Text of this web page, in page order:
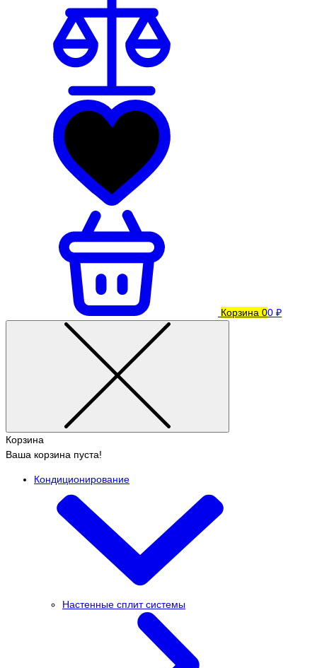
Корзина 00 ₽
Корзина
Ваша корзина пуста!
Кондиционирование
Настенные сплит системы